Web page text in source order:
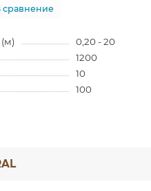
сравнение
0,20 - 20
1200
10
100